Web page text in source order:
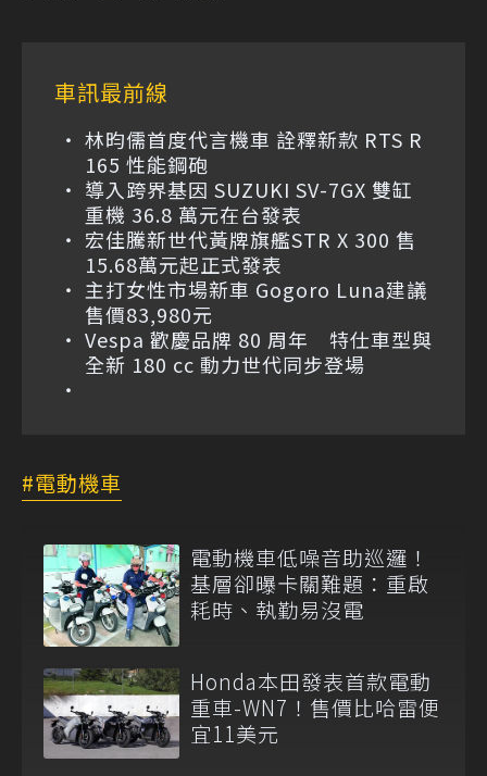
車訊最前線
林昀儒首度代言機車 詮釋新款 RTS R
165 性能鋼砲
導入跨界基因 SUZUKI SV-7GX 雙缸
重機 36.8 萬元在台發表
宏佳騰新世代黃牌旗艦STR X 300 售
15.68萬元起正式發表
主打女性市場新車 Gogoro Luna建議
售價83,980元
Vespa 歡慶品牌 80 周年 特仕車型與
全新 180 cc 動力世代同步登場
電動機車
電動機車低噪音助巡邏！
基層卻曝卡關難題：重啟
耗時、執勤易沒電
Honda本田發表首款電動
重車-WN7！售價比哈雷便
宜11美元